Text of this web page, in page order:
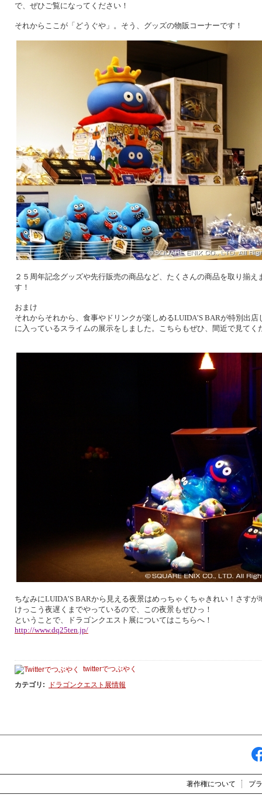
で、ぜひご覧になってください！
それからここが「どうぐや」。そう、グッズの物販コーナーです！
２５周年記念グッズや先行販売の商品など、たくさんの商品を取り揃
す！
おまけ
それからそれから、食事やドリンクが楽しめるLUIDA’S BARが特別出店
に入っているスライムの展示をしました。こちらもぜひ、間近で見てく
ちなみにLUIDA’S BARから見える夜景はめっちゃくちゃきれい！さすが
けっこう夜遅くまでやっているので、この夜景もぜひっ！
ということで、ドラゴンクエスト展についてはこちらへ！
http://www.dq25ten.jp/
twitterでつぶやく
カテゴリ : ドラゴンクエスト展情報
著作権について プ